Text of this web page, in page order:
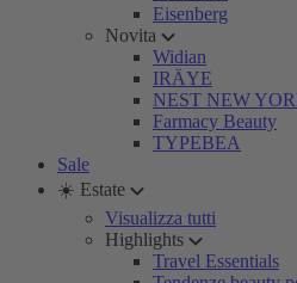
Eisenberg
Novita
Widian
IRÄYE
NEST NEW
Farmacy Beauty
TYPEBEA
Sale
☀️ Estate
Visualizza tutti
Highlights
Travel Essentials